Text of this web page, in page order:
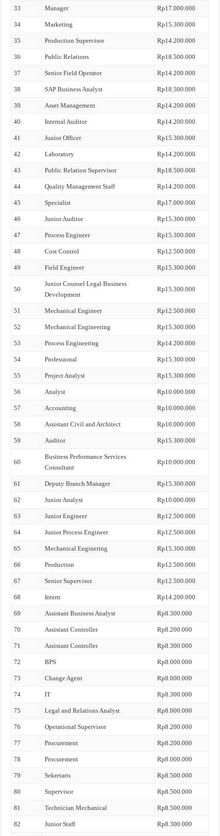
33 Manager Rp17.000.000
34 Marketing Rp15.300.000
35 Production Supervisor Rp14.200.000
36 Public Relations Rp18.500.000
37 Senior Field Operator Rp14.200.000
38 SAP Business Analyst Rp18.500.000
39 Asset Management Rp14.200.000
40 Internal Auditor Rp14.200.000
41 Junior Officer Rp15.300.000
42 Laboratory Rp14.200.000
43 Public Relation Supervisor Rp18.500.000
44 Quality Management Staff Rp14.200.000
45 Specialist Rp17.000.000
46 Junior Auditor Rp15.300.000
47 Process Engineer Rp15.300.000
48 Cost Control Rp12.500.000
49 Field Engineer Rp15.300.000
50
Junior Counsel Legal Business
Development
Rp15.300.000
51 Mechanical Engineer Rp12.500.000
52 Mechanical Engineering Rp15.300.000
53 Process Engineering Rp14.200.000
54 Professional Rp15.300.000
55 Project Analyst Rp15.300.000
56 Analyst Rp10.000.000
57 Accounting Rp10.000.000
58 Assistant Civil and Architect Rp10.000.000
59 Auditor Rp15.300.000
60
Business Performance Services
Consultant
Rp10.000.000
61 Deputy Branch Manager Rp15.300.000
62 Junior Analyst Rp10.000.000
63 Junior Engineer Rp12.500.000
64 Junior Process Engineer Rp12.500.000
65 Mechanical Enginering Rp15.300.000
66 Production Rp12.500.000
67 Senior Supervisor Rp12.500.000
68 Intern Rp14.200.000
69 Assistant Business Analyst Rp8.300.000
70 Assistant Controller Rp8.200.000
71 Assistant Controller Rp8.300.000
72 BPS Rp8.000.000
73 Change Agent Rp8.000.000
74 IT Rp8.300.000
75 Legal and Relations Analyst Rp8.000.000
76 Operational Supervisor Rp8.200.000
77 Procurement Rp8.200.000
78 Procurement Rp8.000.000
79 Sekretaris Rp8.500.000
80 Supervisor Rp8.500.000
81 Technician Mechanical Rp8.500.000
82 Junior Staff Rp8.300.000